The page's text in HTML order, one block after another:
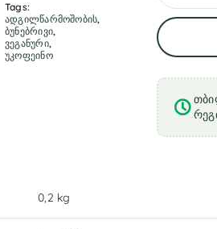
Tags:
ადგილწარმოშობის,
ბუნებრივი,
ვეგანური,
უკოფეინო
0,2 kg